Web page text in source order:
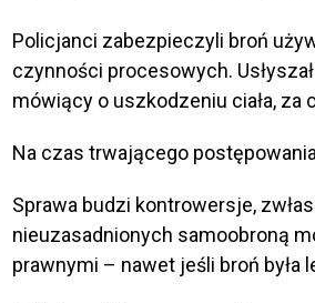
Policjanci zabezpieczyli broń
czynności procesowych.
mówiący o uszkodzeniu ciała, za
Na czas trwającego
Sprawa budzi kontrowersje,
nieuzasadnionych samoobroną
prawnymi – nawet jeśli broń była